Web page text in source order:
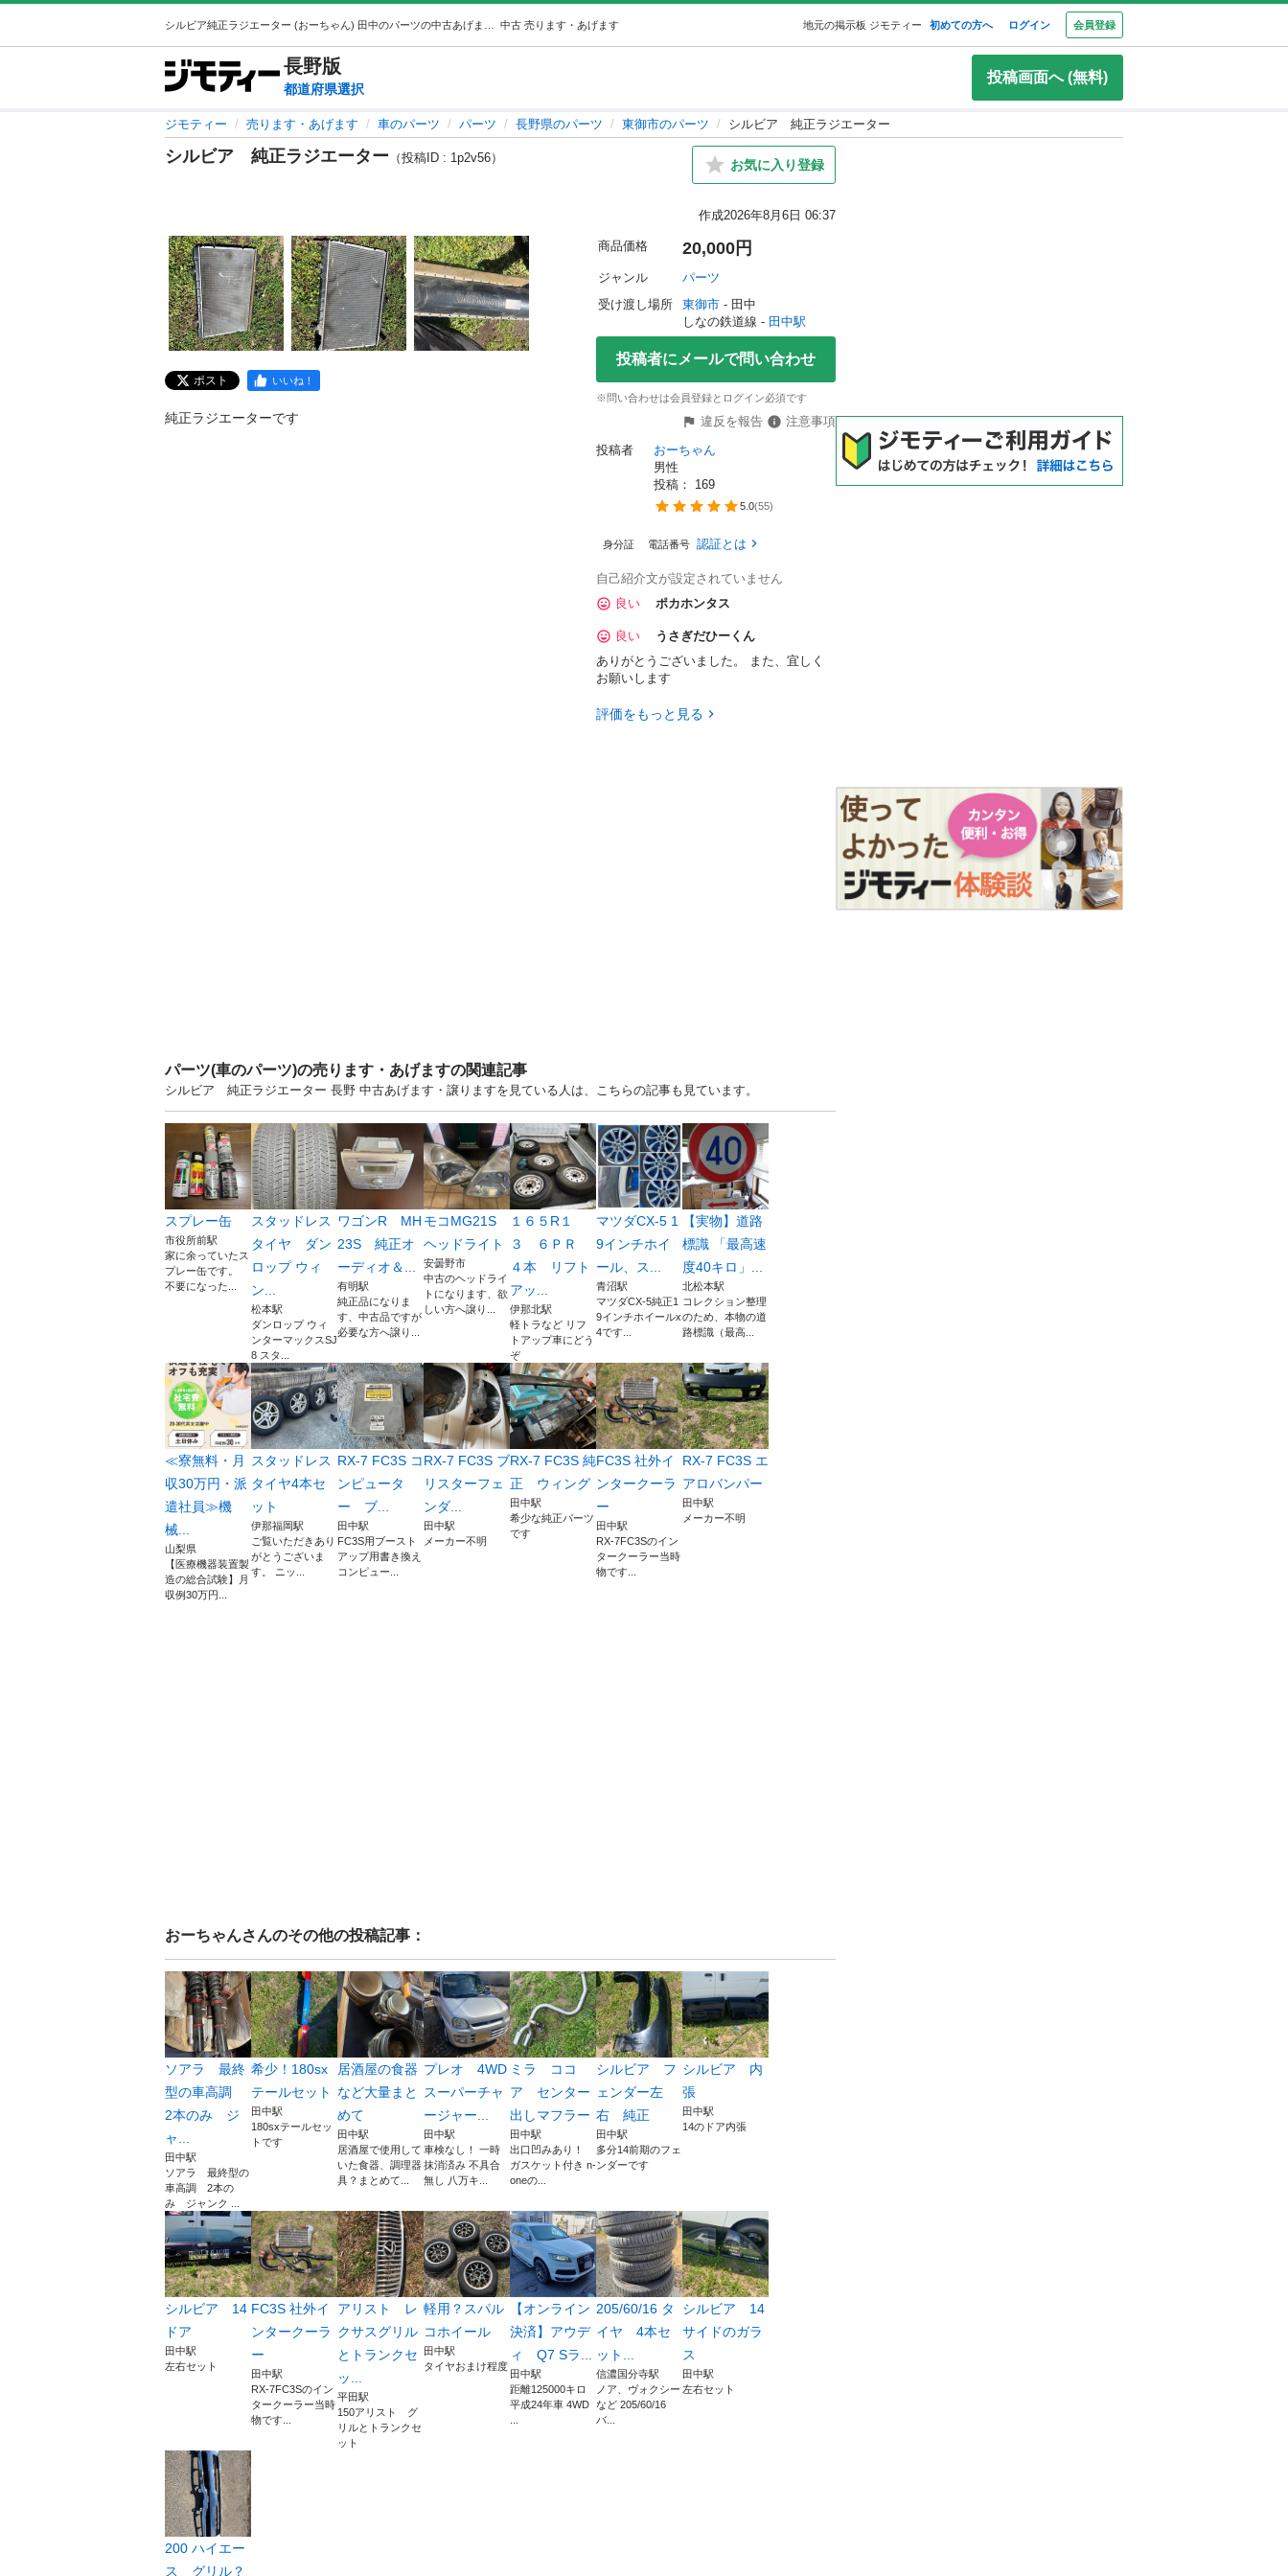
中古 売ります・あげます 地元の掲示板 ジモティー 初めての方へ ログイン 会員登録
長野版
都道府県選択
投稿画面へ (無料)
ジモティー 売ります・あげます 車のパーツ パーツ 長野県のパーツ 東御市のパーツ シルビア 純正ラジエーター
シルビア 純正ラジエーター （投稿ID : 1p2v56） お気に入り登録
作成2026年8月6日 06:37
ポスト いいね！
純正ラジエーターです
商品価格 20,000円
ジャンル
パーツ
受け渡し場所
東御市 - 田中
しなの鉄道線 - 田中駅
投稿者にメールで問い合わせ
※問い合わせは会員登録とログイン必須です
違反を報告
注意事項
投稿者
おーちゃん
男性
投稿： 169
5.0(55)
身分証 電話番号 認証とは
自己紹介文が設定されていません
良い
ポカホンタス
良い
うさぎだひーくん
ありがとうございました。 また、宜しく
お願いします
評価をもっと見る
パーツ(車のパーツ)の売ります・あげますの関連記事
シルビア 純正ラジエーター 長野 中古あげます・譲りますを見ている人は、こちらの記事も見ています。
スプレー缶
市役所前駅
家に余っていたス
プレー缶です。
不要になった...
スタッドレス
タイヤ ダン
ロップ ウィ
ン...
松本駅
ダンロップ ウィ
ンターマックスSJ
8 スタ...
ワゴンR MH
23S 純正オ
ーディオ＆...
有明駅
純正品になりま
す、中古品ですが
必要な方へ譲り...
モコMG21S
ヘッドライト
安曇野市
中古のヘッドライ
トになります、欲
しい方へ譲り...
１６５R１
３ ６ＰＲ
４本 リフト
アッ...
伊那北駅
軽トラなど リフ
トアップ車にどう
ぞ
マツダCX-5 1
9インチホイ
ール、ス...
青沼駅
マツダCX-5純正1
9インチホイールx
4です...
【実物】道路
標識 「最高速
度40キロ」...
北松本駅
コレクション整理
のため、本物の道
路標識（最高...
≪寮無料・月
収30万円・派
遣社員≫機
械...
山梨県
【医療機器装置製
造の総合試験】月
収例30万円...
スタッドレス
タイヤ4本セ
ット
伊那福岡駅
ご覧いただきあり
がとうございま
す。 ニッ...
RX-7 FC3S コ
ンピュータ
ー ブ...
田中駅
FC3S用ブースト
アップ用書き換え
コンピュー...
RX-7 FC3S ブ
リスターフェ
ンダ...
田中駅
メーカー不明
RX-7 FC3S 純
正 ウィング
田中駅
希少な純正パーツ
です
FC3S 社外イ
ンタークーラ
ー
田中駅
RX-7FC3Sのイン
タークーラー当時
物です...
RX-7 FC3S エ
アロバンパー
田中駅
メーカー不明
おーちゃんさんのその他の投稿記事：
ソアラ 最終
型の車高調
2本のみ ジ
ャ...
田中駅
ソアラ 最終型の
車高調 2本の
み ジャンク ...
希少！180sx
テールセット
田中駅
180sxテールセッ
トです
居酒屋の食器
など大量まと
めて
田中駅
居酒屋で使用して
いた食器、調理器
具？まとめて...
プレオ 4WD
スーパーチャ
ージャー...
田中駅
車検なし！ 一時
抹消済み 不具合
無し 八万キ...
ミラ ココ
ア センター
出しマフラー
田中駅
出口凹みあり！
ガスケット付き n-
oneの...
シルビア フ
ェンダー左
右 純正
田中駅
多分14前期のフェ
ンダーです
シルビア 内
張
田中駅
14のドア内張
シルビア 14
ドア
田中駅
左右セット
FC3S 社外イ
ンタークーラ
ー
田中駅
RX-7FC3Sのイン
タークーラー当時
物です...
アリスト レ
クサスグリル
とトランクセ
ッ...
平田駅
150アリスト グ
リルとトランクセ
ット
軽用？スパル
コホイール
田中駅
タイヤおまけ程度
【オンライン
決済】アウデ
ィ Q7 Sラ...
田中駅
距離125000キロ
平成24年車 4WD
205/60/16 タ
イヤ 4本セ
ット...
信濃国分寺駅
ノア、ヴォクシー
など 205/60/16
バ...
シルビア 14
サイドのガラ
ス
田中駅
左右セット
200 ハイエー
ス グリル？